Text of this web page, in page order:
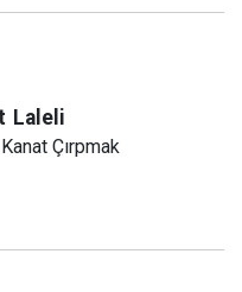
Laleli
Çırpmak